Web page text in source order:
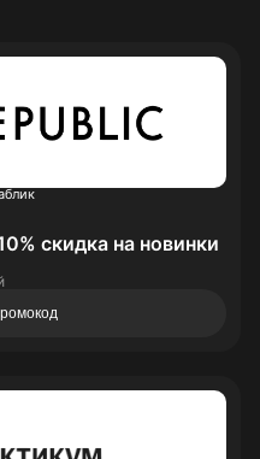
скидка на новинки